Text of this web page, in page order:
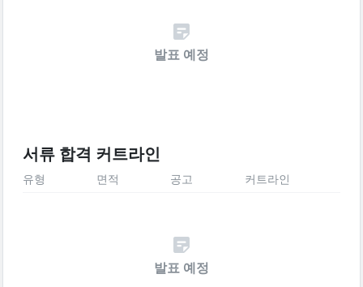
발표 예정
서류 합격 커트라인
유형 면적 공고 커트라인
발표 예정